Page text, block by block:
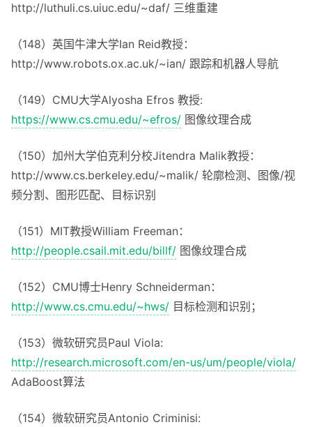
http://luthuli.cs.uiuc.edu/~daf/ 三维重建
（148）英国牛津大学Ian Reid教授：
http://www.robots.ox.ac.uk/~ian/ 跟踪和机器人导航
（149）CMU大学Alyosha Efros 教授:
https://www.cs.cmu.edu/~efros/ 图像纹理合成
（150）加州大学伯克利分校Jitendra Malik教授：
http://www.cs.berkeley.edu/~malik/ 轮廓检测、图像/视
频分割、图形匹配、目标识别
（151）MIT教授William Freeman：
http://people.csail.mit.edu/billf/ 图像纹理合成
（152）CMU博士Henry Schneiderman：
http://www.cs.cmu.edu/~hws/ 目标检测和识别；
（153）微软研究员Paul Viola:
http://research.microsoft.com/en-us/um/people/viola/
AdaBoost算法
（154）微软研究员Antonio Criminisi: